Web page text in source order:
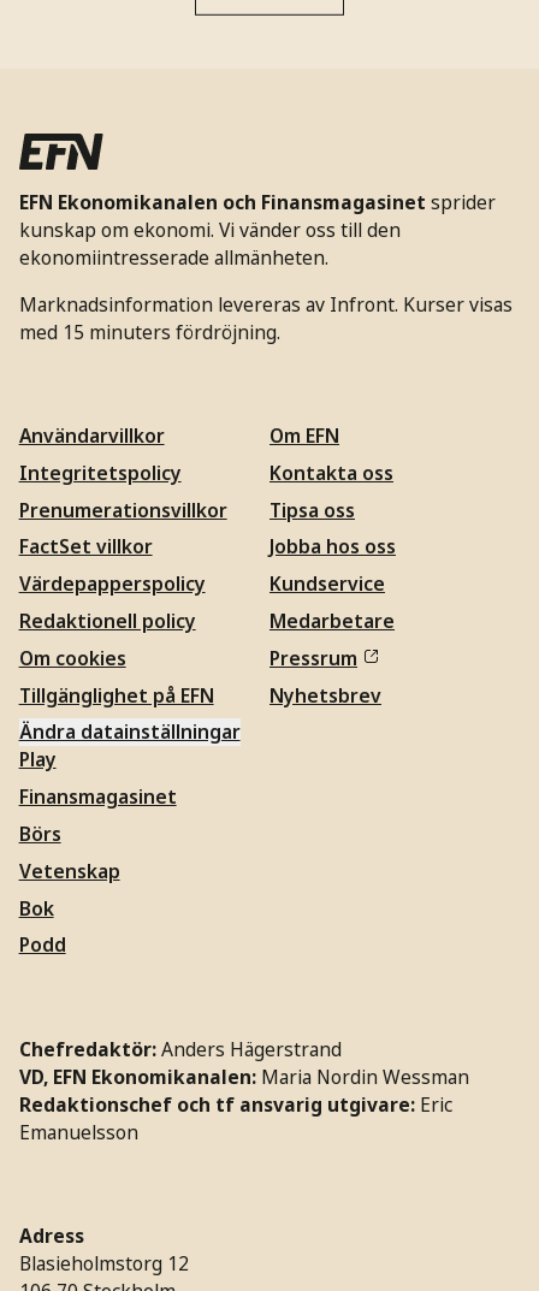
EFN Ekonomikanalen och Finansmagasinet sprider
kunskap om ekonomi. Vi vänder oss till den
ekonomiintresserade allmänheten.
Marknadsinformation levereras av Infront. Kurser visas
med 15 minuters fördröjning.
Användarvillkor
Integritetspolicy
Prenumerationsvillkor
FactSet villkor
Värdepapperspolicy
Redaktionell policy
Om cookies
Tillgänglighet på EFN
Ändra datainställningar
Om EFN
Kontakta oss
Tipsa oss
Jobba hos oss
Kundservice
Medarbetare
Pressrum
Nyhetsbrev
Play
Finansmagasinet
Börs
Vetenskap
Bok
Podd
Chefredaktör:Anders Hägerstrand
VD, EFN Ekonomikanalen: Maria Nordin Wessman
Redaktionschef och tf ansvarig utgivare: Eric
Emanuelsson
Adress
Blasieholmstorg 12